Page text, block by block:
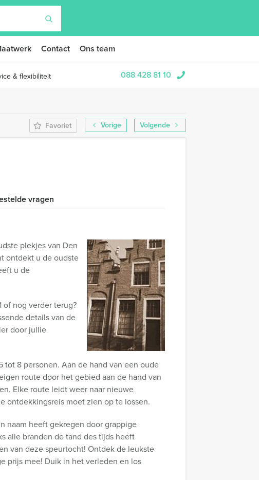
Contact Ons team
& flexibiliteit 088 428 81 10
Vorige
Volgende
Favoriet
vragen
plekjes van Den
ontdekt u de oudste
u de
of nog verder terug?
details van de
door jullie
tot 8 personen. Aan de hand van een oude
route door het gebied aan de hand van
Elke route leidt weer naar nieuwe
ontdekkingsreis moet zien op te lossen.
naam heeft gekregen door grappige
alle branden de tand des tijds heeft
van deze speurtocht! Ontdek de leukste
prijs mee! Duik in het verleden en los